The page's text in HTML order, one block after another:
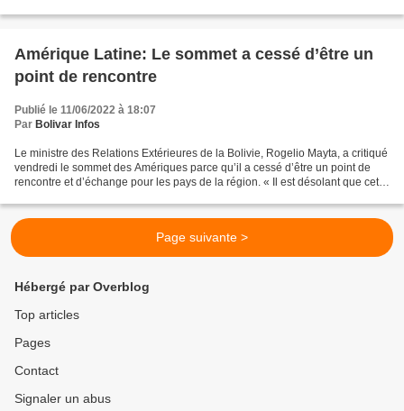
Amérique Latine: Le sommet a cessé d’être un
point de rencontre
Publié le 11/06/2022 à 18:07
Par Bolivar Infos
Le ministre des Relations Extérieures de la Bolivie, Rogelio Mayta, a critiqué
vendredi le sommet des Amériques parce qu’il a cessé d’être un point de
rencontre et d’échange pour les pays de la région. « Il est désolant que cet
Page suivante >
Hébergé par Overblog
Top articles
Pages
Contact
Signaler un abus